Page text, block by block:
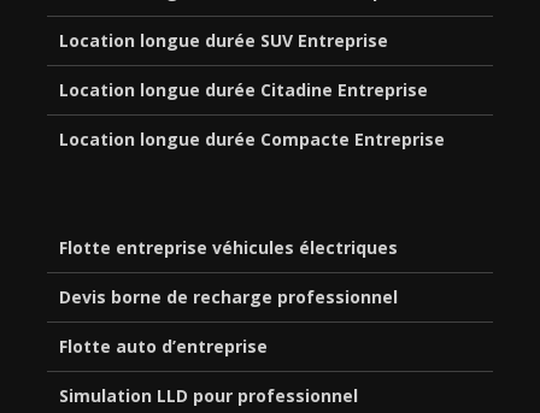
Location longue durée SUV Entreprise
Location longue durée Citadine Entreprise
Location longue durée Compacte Entreprise
Flotte entreprise véhicules électriques
Devis borne de recharge professionnel
Flotte auto d’entreprise
Simulation LLD pour professionnel